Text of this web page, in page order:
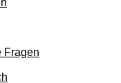
Fragen